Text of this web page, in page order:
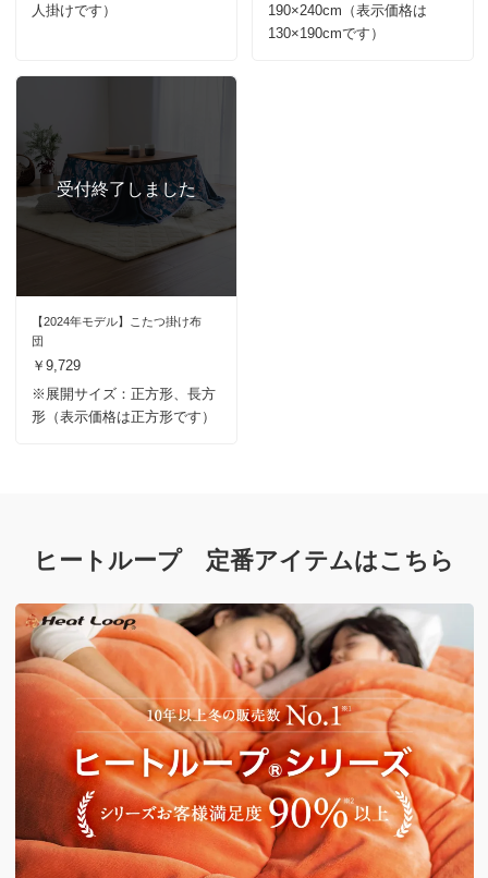
人掛けです）
190×240cm（表示価格は
130×190cmです）
【2024年モデル】こたつ掛け布
団
￥9,729
※展開サイズ：正方形、長方
形（表示価格は正方形です）
ヒートループ 定番アイテムはこちら